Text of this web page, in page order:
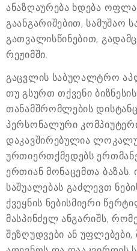
ანაზღაურება ხდება
გაანგარიშებით, სამუშაო
გათვალისწინებით,
რეჟიმში.
გაცვლის საბუღალტრო
თუ გსურთ თქვენი
თანამშრომლების
პერსონალური
დაკავშირებულია
ურთიერთქმედებს
ერთიან მონაცემთა ბაზას.
საშუალებას გაძლევთ
ქვეყნის ნებისმიერი
მასპინძელ ანგარიშს,
შეზღუდვები ან